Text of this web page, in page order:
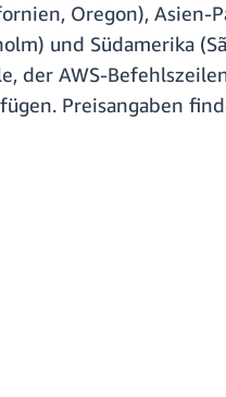
Oregon), Asien-
und Südamerika
der AWS-
Preisangaben